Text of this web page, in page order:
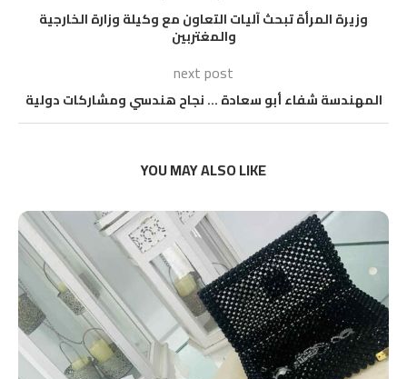
وزيرة المرأة تبحث آليات التعاون مع وكيلة وزارة الخارجية
والمغتربين
next post
المهندسة شفاء أبو سعادة … نجاح هندسي ومشاركات دولية
YOU MAY ALSO LIKE